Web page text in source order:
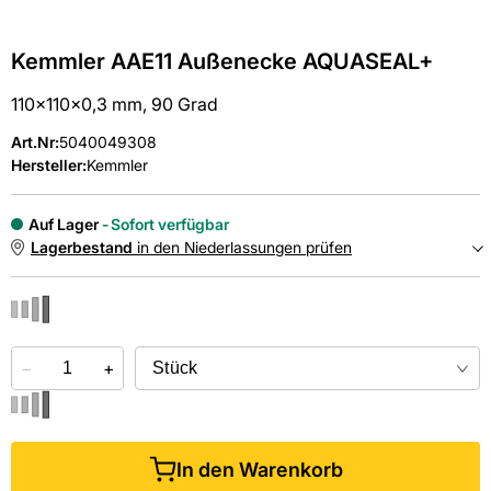
Kemmler AAE11 Außenecke AQUASEAL+
110x110x0,3 mm, 90 Grad
Art.Nr:5040049308
Hersteller:Kemmler
Auf Lager
Sofort verfügbar
Lagerbestand in den Niederlassungen prüfen
Online kaufen &kostenlos
− +
In den Warenkorb